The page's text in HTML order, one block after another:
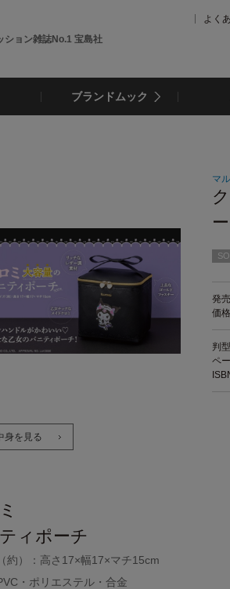
ション雑誌No.1 宝島社
よく
ブランドムック
身を見る
マ
発
価
判
ペ
ィポーチ
約）：高さ17×幅17×マチ15cm
・ポリエステル・合金